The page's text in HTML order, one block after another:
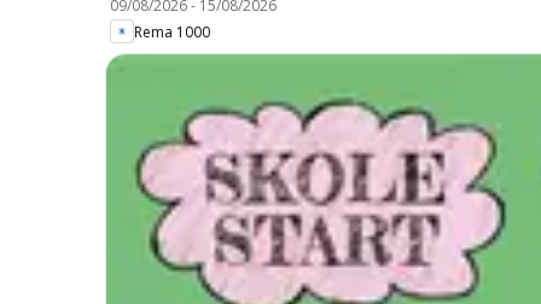
09/08/2026- 15/08/2026
Rema 1000